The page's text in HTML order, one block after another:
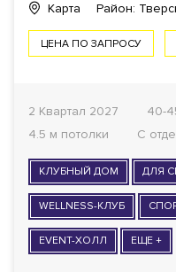
Карта
Район:
ЦЕНА ПО ЗАПРОСУ
2 Квартал 2027 40-
4.5 м потолки
С
КЛУБНЫЙ ДОМ ДЛЯ
WELLNESS-КЛУБ
EVENT-ХОЛЛ ЕЩЕ +